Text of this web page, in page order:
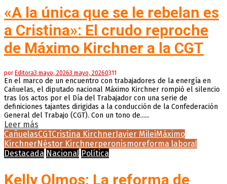
«A la única que se le rebelan es
a Cristina»: El crudo reproche
de Máximo Kirchner a la CGT
por Editora3 mayo, 20263 mayo, 20260311
En el marco de un encuentro con trabajadores de la energía en
Cañuelas, el diputado nacional Máximo Kirchner rompió el silencio
tras los actos por el Día del Trabajador con una serie de
definiciones tajantes dirigidas a la conducción de la Confederación
General del Trabajo (CGT). Con un tono de......
Leer más
CañuelasCGTCristina KirchnerJavier MileiMáximo
KirchnerNéstor Kirchnerperonismoreforma laboral
Destacada Nacional Política
Kelly Olmos: La reforma de